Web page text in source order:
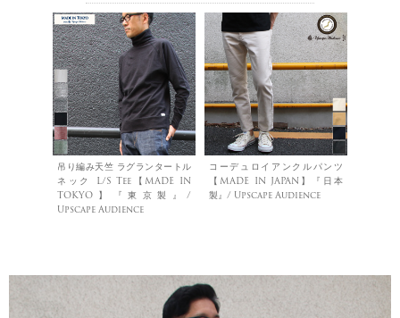
吊り編み天竺 ラグランタートル
ネック L/S Tee【MADE IN
TOKYO】『東京製』/
Upscape Audience
コーデュロイアンクルパンツ
【MADE IN JAPAN】『日本
製』/ Upscape Audience